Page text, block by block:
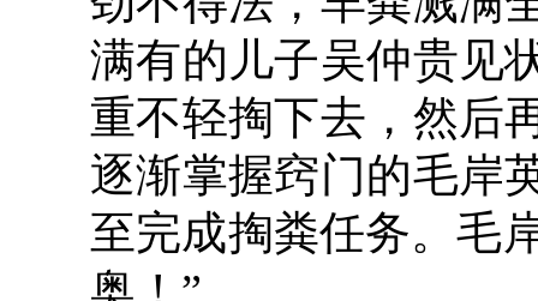
满有的儿子吴仲贵见
重不轻掏下去，然后
逐渐掌握窍门的毛岸
至完成掏粪任务。毛
奥！”